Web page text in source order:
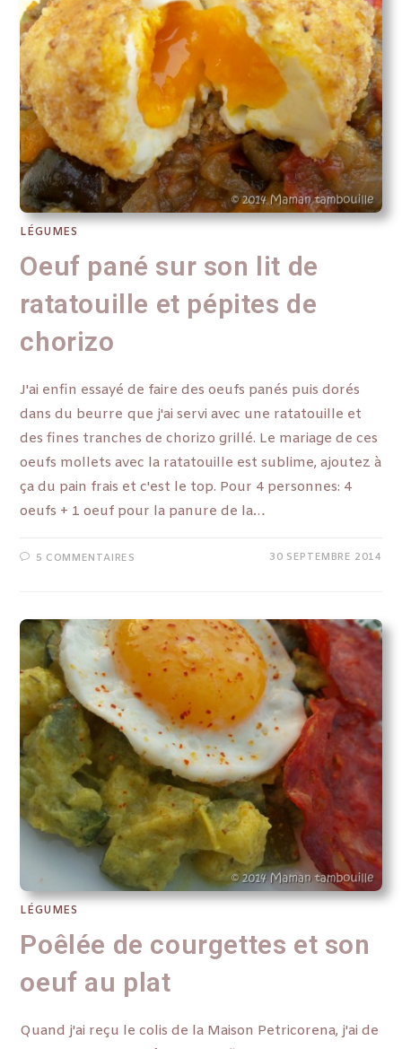
LÉGUMES
Oeuf pané sur son lit de
ratatouille et pépites de
chorizo
J'ai enfin essayé de faire des oeufs panés puis dorés
dans du beurre que j'ai servi avec une ratatouille et
des fines tranches de chorizo grillé. Le mariage de ces
oeufs mollets avec la ratatouille est sublime, ajoutez à
ça du pain frais et c'est le top. Pour 4 personnes: 4
oeufs + 1 oeuf pour la panure de la…
5 COMMENTAIRES 30 SEPTEMBRE 2014
LÉGUMES
Poêlée de courgettes et son
oeuf au plat
Quand j'ai reçu le colis de la Maison Petricorena, j'ai de